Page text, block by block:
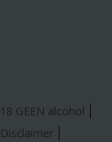
GEEN alcohol
Disclaimer